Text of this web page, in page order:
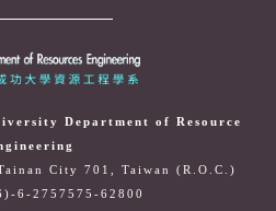
Department of Resource
City 701, Taiwan (R.O.C.)
6-2757575-62800